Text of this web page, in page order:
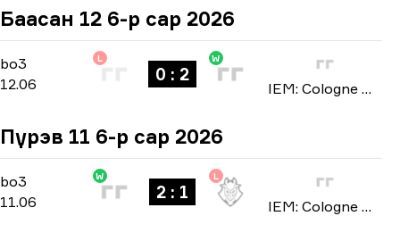
Баасан 12 6-р сар 2026
bo3
bo3
12.06
L
0 : 2
W
IEM: Cologne Major 2026
Пүрэв 11 6-р сар 2026
bo3
bo3
11.06
W
2 : 1
L
IEM: Cologne Major 2026